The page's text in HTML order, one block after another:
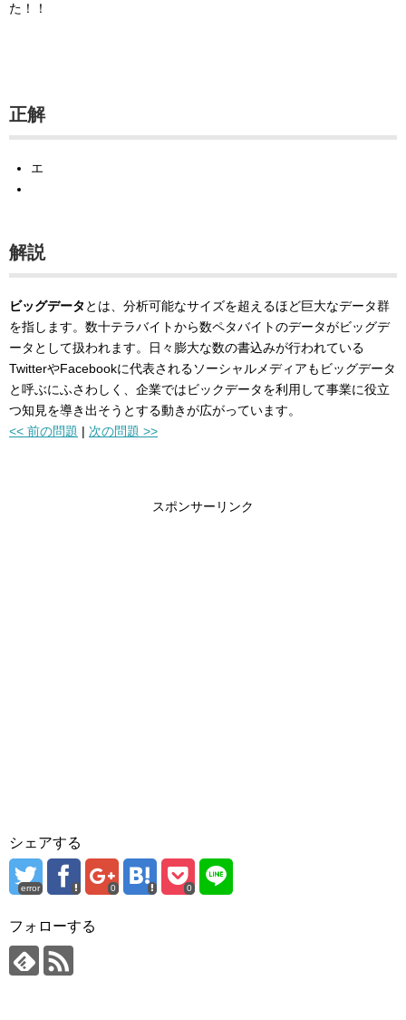
た！！
正解
エ
解説
ビッグデータ とは、分析可能なサイズを超えるほど巨大なデータ群
を指します。数十テラバイトから数ペタバイトのデータがビッグデ
ータとして扱われます。日々膨大な数の書込みが行われている
TwitterやFacebookに代表されるソーシャルメディアもビッグデータ
と呼ぶにふさわしく、企業ではビックデータを利用して事業に役立
つ知見を導き出そうとする動きが広がっています。
<< 前の問題 | 次の問題 >>
スポンサーリンク
シェアする
error 0 0
フォローする